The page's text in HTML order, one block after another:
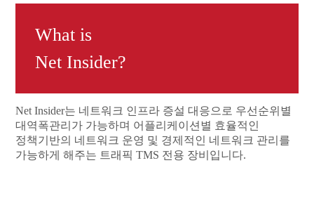
What is
Net Insider?
Net Insider는 네트워크 인프라 증설 대응으로 우선순위별
대역폭관리가 가능하며 어플리케이션별 효율적인
정책기반의 네트워크 운영 및 경제적인 네트워크 관리를
가능하게 해주는 트래픽 TMS 전용 장비입니다.